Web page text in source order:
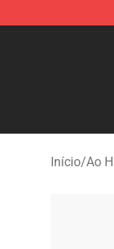
Início/Ao